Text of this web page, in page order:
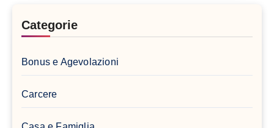
Categorie
Bonus e Agevolazioni
Carcere